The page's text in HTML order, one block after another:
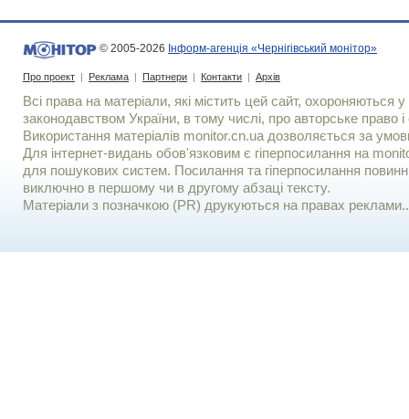
© 2005-2026 Інформ-агенція «Чернігівський монітор»
Про проект | Реклама | Партнери | Контакти | Архів
Всі права на матеріали, які містить цей сайт, охороняються у
законодавством України, в тому числі, про авторське право і
Використання матерiалiв monitor.cn.ua дозволяється за
Для iнтернет-видань обов'язковим є гiперпосилання на
для пошукових систем. Посилання та гіперпосилання
виключно в першому чи в другому абзаці тексту.
Матеріали з позначкою (PR) друкуються на правах реклами..